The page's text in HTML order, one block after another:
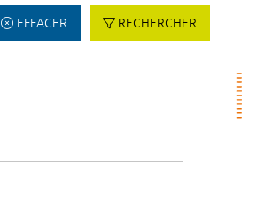
EFFACER RECHERCHER